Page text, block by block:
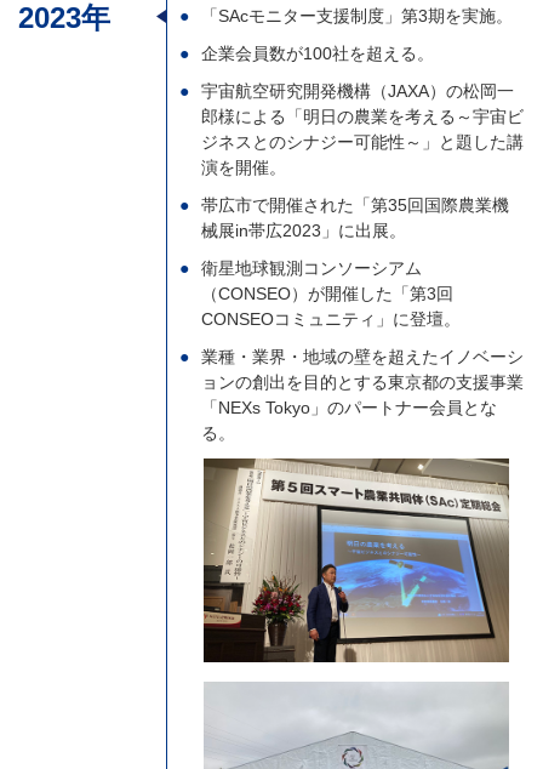
2023年
「SAcモニター支援制度」第3期を実施。
企業会員数が100社を超える。
宇宙航空研究開発機構（JAXA）の松岡一
郎様による「明日の農業を考える～宇宙ビ
ジネスとのシナジー可能性～」と題した講
演を開催。
帯広市で開催された「第35回国際農業機
械展in帯広2023」に出展。
衛星地球観測コンソーシアム
（CONSEO）が開催した「第3回
CONSEOコミュニティ」に登壇。
業種・業界・地域の壁を超えたイノベーシ
ョンの創出を目的とする東京都の支援事業
「NEXs Tokyo」のパートナー会員とな
る。